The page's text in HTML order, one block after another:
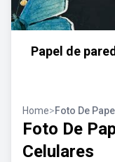
Papel de
Home>Foto De
Foto De
Celulares